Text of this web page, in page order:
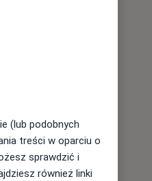
(lub podobnych
treści w oparciu o
sprawdzić i
również linki